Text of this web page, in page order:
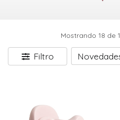
Mostrando 18 de
Filtro